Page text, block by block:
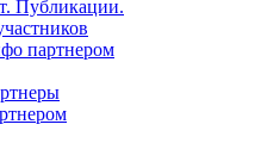
Публикации.
партнером